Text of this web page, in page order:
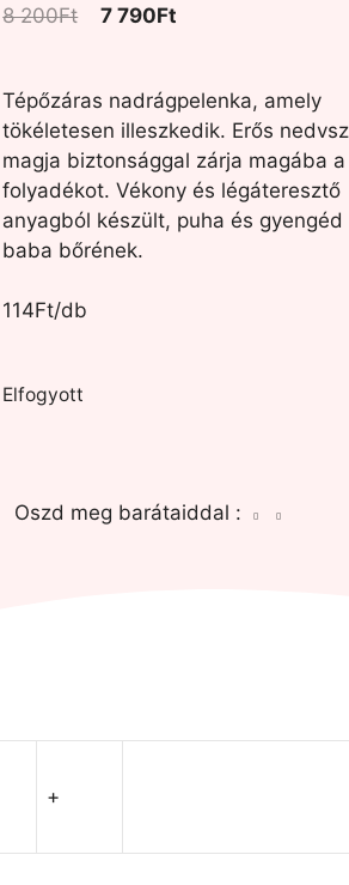
8 200Ft 7 790Ft
Tépőzáras nadrágpelenka, amely
tökéletesen illeszkedik. Erős
magja biztonsággal zárja magába a
folyadékot. Vékony és légáteresztő
anyagból készült, puha és gyengéd
baba bőrének.
114Ft/db
Elfogyott
Oszd meg barátaiddal :
+